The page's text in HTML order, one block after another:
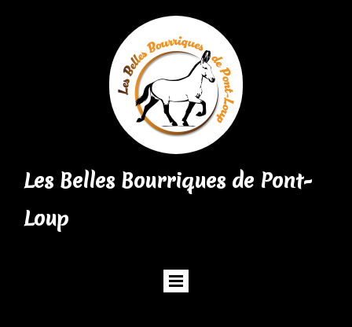
Les Belles Bourriques de Pont-
Loup